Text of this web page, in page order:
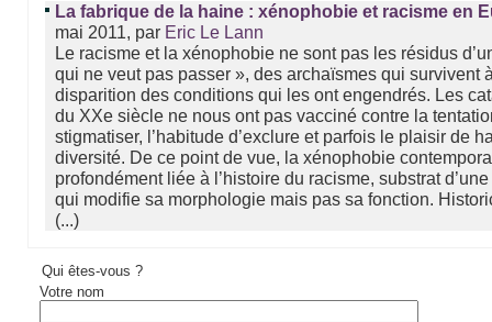
La fabrique de la haine : xénophobie et racisme en
mai 2011, par Eric Le Lann
Le racisme et la xénophobie ne sont pas les résidus
qui ne veut pas passer », des archaïsmes qui survivent
disparition des conditions qui les ont engendrés. Les
du XXe siècle ne nous ont pas vacciné contre la
stigmatiser, l’habitude d’exclure et parfois le plaisir de
diversité. De ce point de vue, la xénophobie
profondément liée à l’histoire du racisme, substrat
qui modifie sa morphologie mais pas sa fonction.
(...)
Qui êtes-vous ?
Votre nom